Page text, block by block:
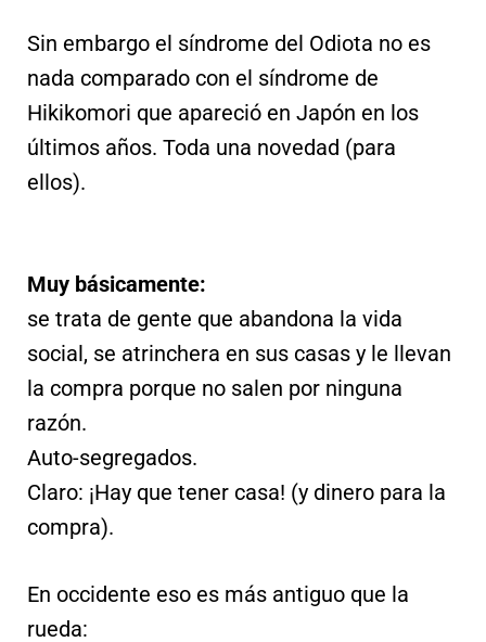
Sin embargo el síndrome del Odiota no es
nada comparado con el síndrome de
Hikikomori que apareció en Japón en los
últimos años. Toda una novedad (para
ellos).
Muy básicamente:
se trata de gente que abandona la vida
social, se atrinchera en sus casas y le llevan
la compra porque no salen por ninguna
razón.
Auto-segregados.
Claro: ¡Hay que tener casa! (y dinero para la
compra).
En occidente eso es más antiguo que la
rueda: